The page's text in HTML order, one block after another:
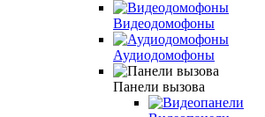
Видеодомофоны
Аудиодомофоны
Панели вызова